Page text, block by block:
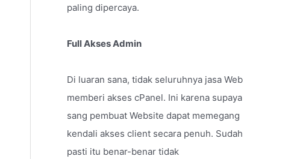
paling dipercaya.
Full Akses Admin
Di luaran sana, tidak seluruhnya jasa Web
memberi akses cPanel. Ini karena supaya
sang pembuat Website dapat memegang
kendali akses client secara penuh. Sudah
pasti itu benar-benar tidak